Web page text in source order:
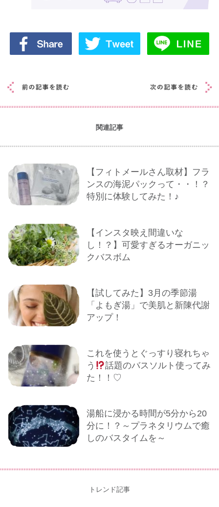
関連記事
【フィトメールさん取材】フラ
ンスの海泥パックって・・！？
特別に体験してみた！♪
【インスタ映え間違いな
し！？】可愛すぎるオーガニッ
クバスボム
【試してみた】3月の季節湯
「よもぎ湯」で美肌と新陳代謝
アップ！
これを使うとぐっすり寝れちゃ
う
話題のバスソルト使ってみ
た！！♡
湯船に浸かる時間が5分から20
分に！？～プラネタリウムで癒
しのバスタイムを～
トレンド記事